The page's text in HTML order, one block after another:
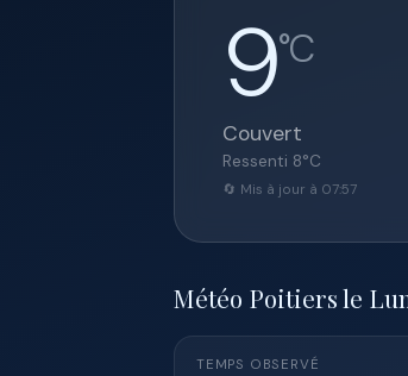
9°C
Couvert
Ressenti 8°C
🔄 Mis à jour à 07:57
Météo Poitiers le
TEMPS OBSERVÉ